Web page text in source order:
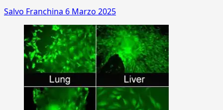
Salvo Franchina 6 Marzo 2025